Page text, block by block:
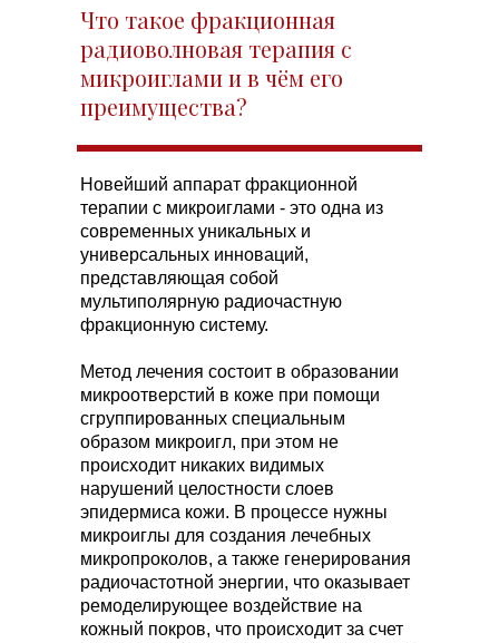
Что такое фракционная
радиоволновая терапия с
микроиглами и в чём его
преимущества?
Новейший аппарат фракционной
терапии с микроиглами - это одна из
современных уникальных и
универсальных инноваций,
представляющая собой
мультиполярную радиочастную
фракционную систему.
Метод лечения состоит в образовании
микроотверстий в коже при помощи
сгруппированных специальным
образом микроигл, при этом не
происходит никаких видимых
нарушений целостности слоев
эпидермиса кожи. В процессе нужны
микроиглы для создания лечебных
микропроколов, а также генерирования
радиочастотной энергии, что оказывает
ремоделирующее воздействие на
кожный покров, что происходит за счет